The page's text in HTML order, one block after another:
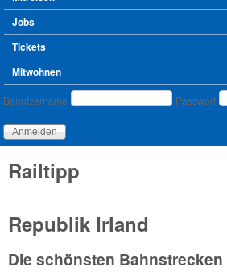
Jobs
Tickets
Mitwohnen
Benutzeranmeldung
Benutzername Passwort
Railtipp
Republik Irland
Die schönsten Bahnstrecken